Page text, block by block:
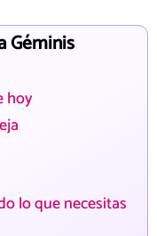
Géminis
hoy
lo que necesitas